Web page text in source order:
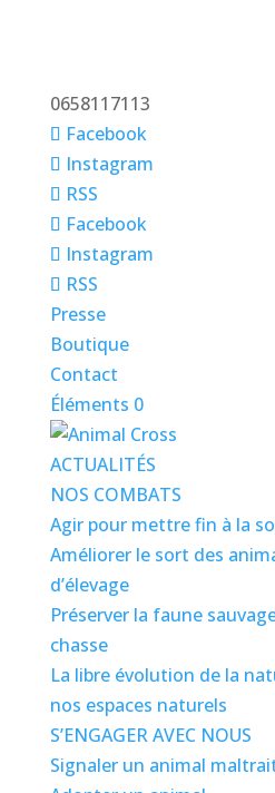
0658117113
Facebook
Instagram
RSS
Facebook
Instagram
RSS
Presse
Boutique
Contact
Éléments 0
ACTUALITÉS
NOS COMBATS
Agir pour mettre fin à la
Améliorer le sort des
d’élevage
Préserver la faune
chasse
La libre évolution de la
nos espaces naturels
S’ENGAGER AVEC NOUS
Signaler un animal